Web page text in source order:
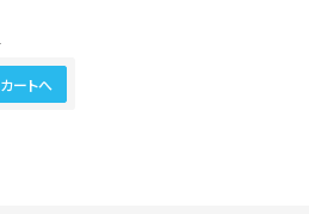
カートへ